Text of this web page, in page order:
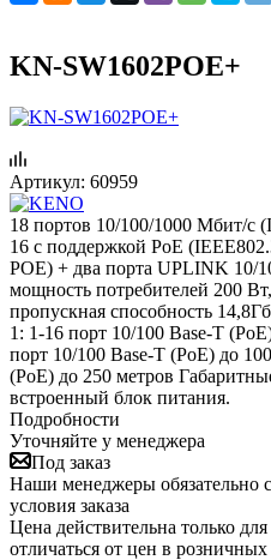
KN-SW1602POE+
Артикул: 60959
18 портов 10/100/1000 Мбит/с
16 c поддержкой PoE
POE) + два порта UPLINK 10/
мощность потребителей 200
пропускная способность
1: 1-16 порт 10/100 Base-T
порт 10/100 Base-T (PoE) до
(PoE) до 250 метров
встроенный блок питания.
Подробности
Уточняйте у менеджера
Под заказ
Наши менеджеры обязательно
условия заказа
Цена действительна только
отличаться от цен в